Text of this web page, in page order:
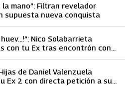
la mano”: Filtran revelador
supuesta nueva conquista
Nico Solabarrieta
con tu Ex tras encontrón con
de Daniel Valenzuela
Ex 2 con directa petición a su